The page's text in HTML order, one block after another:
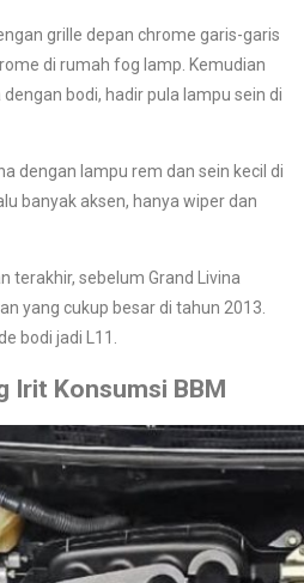
grille depan chrome garis-garis
di rumah fog lamp. Kemudian
bodi, hadir pula lampu sein di
dengan lampu rem dan sein kecil di
banyak aksen, hanya wiper dan
terakhir, sebelum Grand Livina
yang cukup besar di tahun 2013.
bodi jadi L11.
Irit Konsumsi BBM